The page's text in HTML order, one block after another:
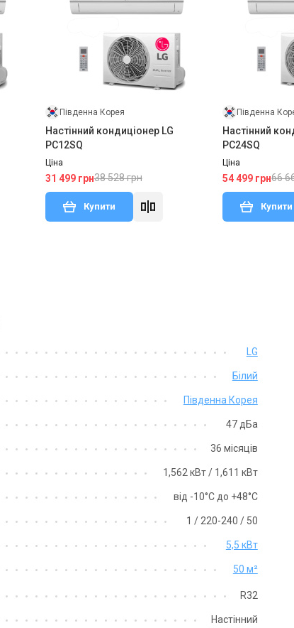
Південна Корея
Настінний кондиціонер LG
PC12SQ
Ціна
31 499 грн38 528 грн
Купити
Південна
Настінний
PC24SQ
Ціна
54 499 грн66
Купити
LG
Білий
Південна Корея
47 дБа
36 місяців
1,562 кВт / 1,611 кВт
від -10°С до +48°С
1 / 220-240 / 50
5,5 кВт
50 м²
R32
Настінний